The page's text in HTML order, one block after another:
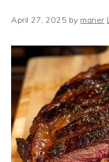
April 27, 2025 bymaner